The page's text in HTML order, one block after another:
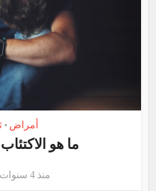
أمراض •
ما هو
منذ 4 سنوات